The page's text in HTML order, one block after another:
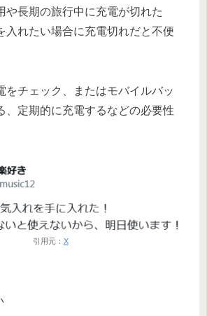
や長期の旅行中に充電が切れた
入れたい場合に充電切れだと不便
をチェック、またはモバイルバッ
、定期的に充電するなどの必要性
引用元： X